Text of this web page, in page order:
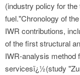
(industry policy for
fuel."Chronology of
IWR contributions,
of the first structural
IWR-analysis method
servicesï¿½(study